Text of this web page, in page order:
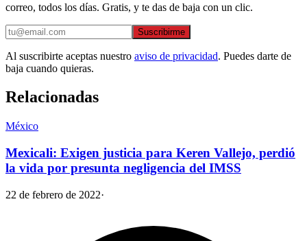
correo, todos los días. Gratis, y te das de baja con un clic.
Suscribirme
Al suscribirte aceptas nuestro aviso de privacidad. Puedes darte de
baja cuando quieras.
Relacionadas
México
Mexicali: Exigen justicia para Keren Vallejo, perdió
la vida por presunta negligencia del IMSS
22 de febrero de 2022·